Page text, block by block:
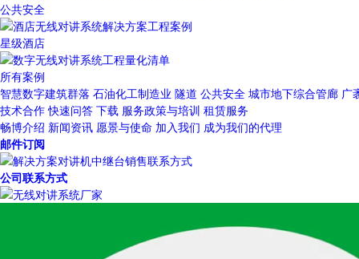
公共安全
星级酒店
所有案例
智慧数字建筑群落 石油化工制造业 隧道 公共安全 城市地下综合管廊 广
技术合作 快速问答 下载 服务政策与培训 租赁服务
畅博介绍 新闻资讯 愿景与使命 加入我们 成为我们的代理
邮件订阅
公司联系方式